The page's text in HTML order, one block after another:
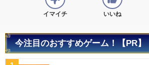
イマイチ いいね
今注目のおすすめゲーム！【PR】